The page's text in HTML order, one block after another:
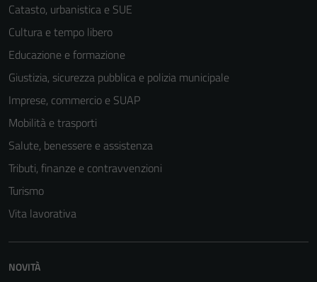
Catasto, urbanistica e SUE
Cultura e tempo libero
Educazione e formazione
Giustizia, sicurezza pubblica e polizia municipale
Imprese, commercio e SUAP
Mobilità e trasporti
Salute, benessere e assistenza
Tributi, finanze e contravvenzioni
Turismo
Vita lavorativa
NOVITÀ